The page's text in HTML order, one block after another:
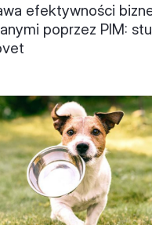
efektywności
poprzez PIM: